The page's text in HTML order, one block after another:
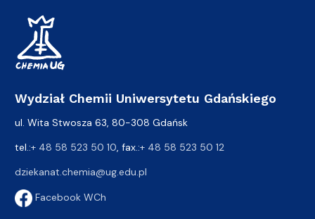
Wydział Chemii Uniwersytetu Gdańskiego
ul. Wita Stwosza 63, 80-308 Gdańsk
tel.:+ 48 58 523 50 10 , fax.:+ 48 58 523 50 12
dziekanat.chemia@ug.edu.pl
Facebook WCh